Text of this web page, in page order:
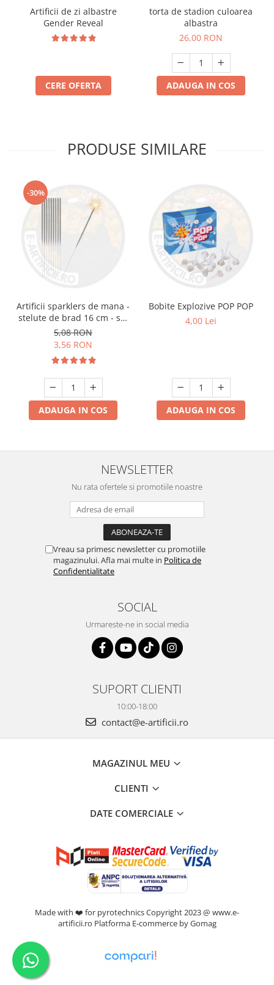
Artificii de zi albastre
Gender Reveal
CERE OFERTA
torta de stadion culoarea
albastra
26,00 RON
ADAUGA IN COS
PRODUSE SIMILARE
-30%
Artificii sparklers de mana -
stelute de brad 16 cm - set
10 buc
5,08 RON
3,56 RON
ADAUGA IN COS
Bobite Explozive POP POP
4,00 Lei
ADAUGA IN COS
NEWSLETTER
Nu rata ofertele si promotiile noastre
Vreau sa primesc newsletter cu promotiile
magazinului. Afla mai multe in Politica de
Confidentialitate
SOCIAL
Urmareste-ne in social media
SUPORT CLIENTI
10:00-18:00
contact@e-artificii.ro
MAGAZINUL MEU
CLIENTI
DATE COMERCIALE
Made with ❤️ for pyrotechnics Copyright 2023 @ www.e-
artificii.ro Platforma E-commerce by Gomag